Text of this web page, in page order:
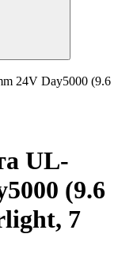
24V Day5000 (9.6
UL-
(9.6
7